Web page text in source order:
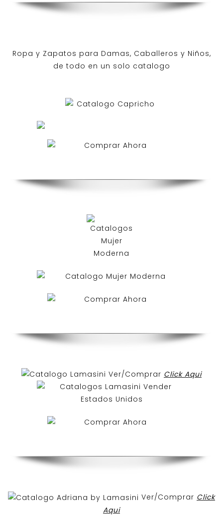
Ropa y Zapatos para Damas, Caballeros y Niños,
de todo en un solo catalogo
Ver/Comprar Click Aqui
Ver/Comprar Click
Aqui